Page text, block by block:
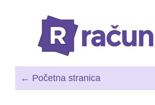
← Početna stranica